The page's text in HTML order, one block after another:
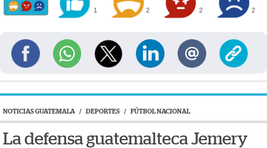
1 2 2 2
NOTICIAS GUATEMALA / DEPORTES / FÚTBOL NACIONAL
La defensa guatemalteca Jemery